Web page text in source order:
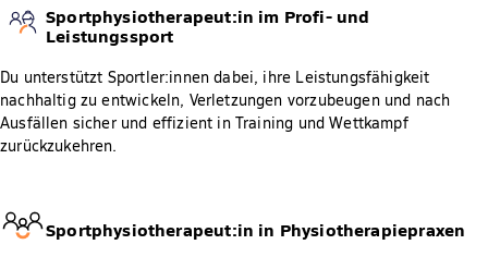
Sportphysiotherapeut:in im Profi- und
Leistungssport
Du unterstützt Sportler:innen dabei, ihre Leistungsfähigkeit
nachhaltig zu entwickeln, Verletzungen vorzubeugen und nach
Ausfällen sicher und effizient in Training und Wettkampf
zurückzukehren.
Sportphysiotherapeut:in in Physiotherapiepraxen